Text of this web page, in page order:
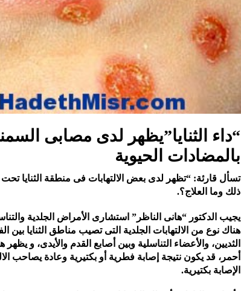
“داء الثنايا”يظهر لدى مصابى
بالمضادات الحيوية
تسأل قارئة: “تظهر لدى بعض الالتهابات فى منطقة الثنايا
ذلك وما العلاج؟.
يجيب الدكتور “هانى الناظر” استشارى الأمراض الجلدية
هناك نوع من الالتهابات الجلدية التى تصيب مناطق الثنايا بين
الثديين، والأعضاء التناسلية وبين أصابع القدم والأيدى، و
أحمر، قد يكون نتيجة إصابة فطرية أو بكتيرية وعادة يصاحب
الإصابة بكتيرية.